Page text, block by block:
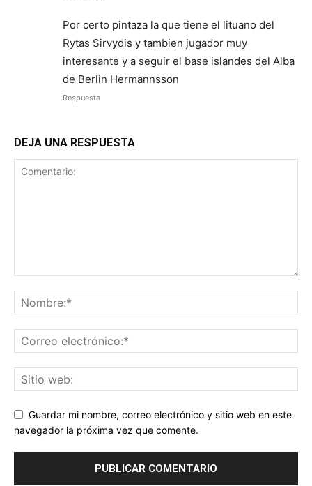
Por certo pintaza la que tiene el lituano del
Rytas Sirvydis y tambien jugador muy
interesante y a seguir el base islandes del Alba
de Berlin Hermannsson
Respuesta
DEJA UNA RESPUESTA
Guardar mi nombre, correo electrónico y sitio web en este
navegador la próxima vez que comente.